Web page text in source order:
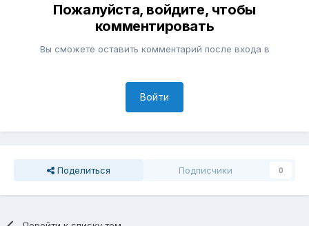
Пожалуйста, войдите, чтобы
комментировать
Вы сможете оставить комментарий после входа в
Войти
Поделиться Подписчики 0